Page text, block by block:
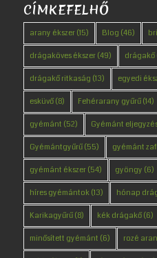
CÍMKEFELHŐ
arany ékszer(15) Blog (46)
drágaköves ékszer(49) drágakő
drágakő ritkaság (13) egyedi
esküvő(8) Fehérarany gyűrű(14)
gyémánt (52) Gyémánt
Gyémántgyűrű(55) gyémánt
gyémánt ékszer(54) gyöngy (6)
híres gyémántok(13) hónap
Karikagyűrű(8) kék drágakő(6)
minősített gyémánt (6) rozé